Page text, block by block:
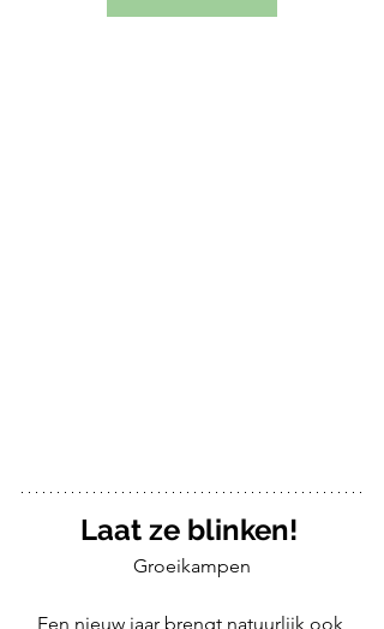
Laat ze blinken!
Groeikampen
Een nieuw jaar brengt natuurlijk ook